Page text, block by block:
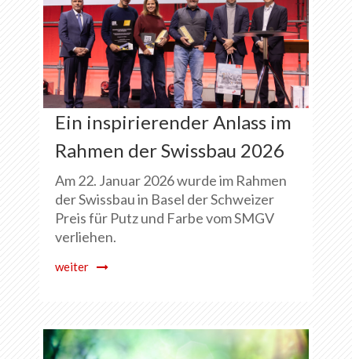
Ein inspirierender Anlass im
Rahmen der Swissbau 2026
Am 22. Januar 2026 wurde im Rahmen
der Swissbau in Basel der Schweizer
Preis für Putz und Farbe vom SMGV
verliehen.
weiter